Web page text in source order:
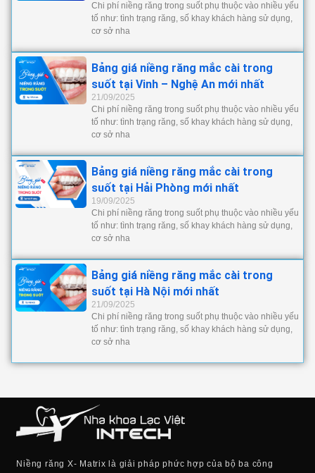
Chi phí niềng răng trong suốt phụ thuộc vào nhiều yếu
tố như: tình trạng răng, số khay khách hàng sử dụng,
cơ sở nha
Bảng giá niềng răng mắc cài trong
suốt tại Vinh – Nghệ An mới nhất
21/09/2025
Chi phí niềng răng trong suốt phụ thuộc vào nhiều yếu
tố như: tình trạng răng, số khay khách hàng sử dụng,
cơ sở nha
Bảng giá niềng răng mắc cài trong
suốt tại Hải Phòng mới nhất
19/09/2025
Chi phí niềng răng trong suốt phụ thuộc vào nhiều yếu
tố như: tình trạng răng, số khay khách hàng sử dụng,
cơ sở nha
Bảng giá niềng răng mắc cài trong
suốt tại Hà Nội mới nhất
21/09/2025
Chi phí niềng răng trong suốt phụ thuộc vào nhiều yếu
tố như: tình trạng răng, số khay khách hàng sử dụng,
cơ sở nha
Niềng răng X- Matrix là giải pháp phức hợp của bộ ba công